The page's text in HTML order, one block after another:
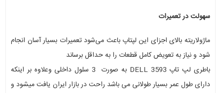
سهولت در تعمیرات
ماژولاریته بالای اجزای این لپتاپ باعث می‌شود تعمیرات بسیار آسان انجام
شود و نیاز به تعویض کامل قطعات را به حداقل برساند
باطری لپ تاپ DELL 3593 به صورت 3 سلول داخلی وعلاوه بر اینکه
دارای طول عمر بسیار طولانی می باشد راحت در بازار ایران یافت میشود و